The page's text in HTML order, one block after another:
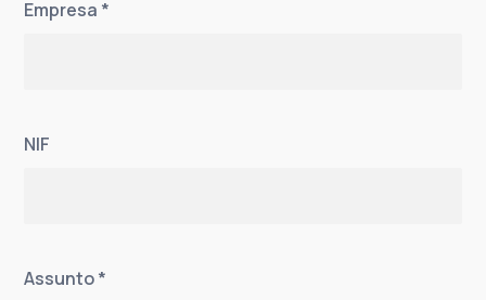
Empresa *
NIF
Assunto*